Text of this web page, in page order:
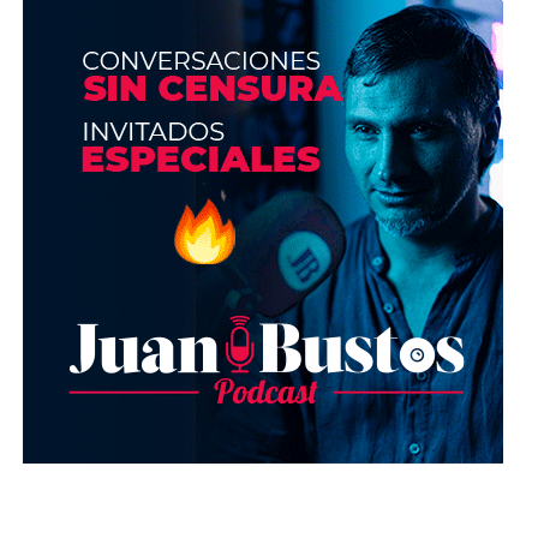
él y luego lo retiras con abundante agua fría.
Esto dejará tu cabello brillante y fuerte.
Tips para que disimules las canas y te
sigas viendo divina en tus shows
Con estos tips estarás lista para lucir radiante
en tus transmisiones.